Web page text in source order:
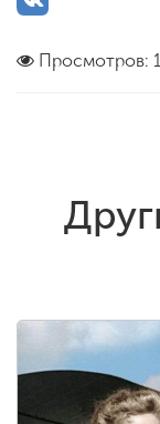
Просмотров: